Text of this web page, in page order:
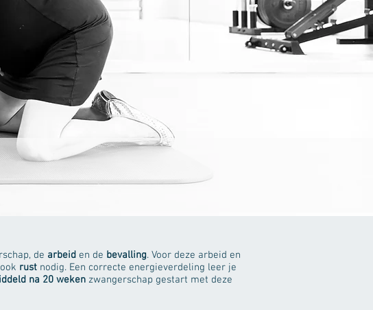
de arbeid en de bevalling. Voor deze arbeid en
rust nodig. Een correcte energieverdeling leer je
na 20 weken zwangerschap gestart met deze